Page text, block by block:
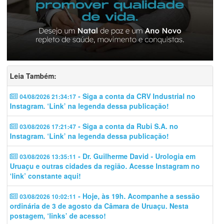
Leia Também:
04/08/2026 21:34:17 - Siga a conta da CRV Industrial no
Instagram. ‘Link’ na legenda dessa publicação!
03/08/2026 17:21:47 - Siga a conta da Rubi S.A. no
Instagram. ‘Link’ na legenda dessa publicação!
03/08/2026 13:35:11 - Dr. Guilherme David - Urologia em
Uruaçu e outras cidades da região. Acesse Instagram no
‘link’ constante aqui!
03/08/2026 10:02:11 - Hoje, às 19h. Acompanhe a sessão
ordinária de 3 de agosto da Câmara de Uruaçu. Nesta
postagem, ‘links’ de acesso!